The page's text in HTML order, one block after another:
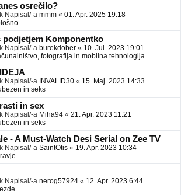
osrečilo?
Napisal/-a mmm « 01. Apr. 2025 19:18
podjetjem Komponentko
Napisal/-a burekdober « 10. Jul. 2023 19:01
fotografija in mobilna tehnologija
Napisal/-a INVALID30 « 15. Maj. 2023 14:33
in seks
in sex
Napisal/-a Miha94 « 21. Apr. 2023 11:21
in seks
- A Must-Watch Desi Serial on Zee TV
Napisal/-a SaintOtis « 19. Apr. 2023 10:34
Napisal/-a nerog57924 « 12. Apr. 2023 6:44